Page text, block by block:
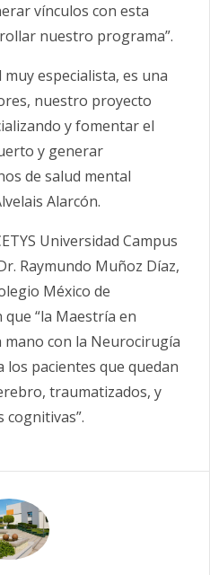
vínculos con esta
nuestro programa”.
muy especialista, es una
nuestro proyecto
y fomentar el
y generar
de salud mental
Alarcón.
Universidad Campus
Raymundo Muñoz Díaz,
México de
que “la Maestría en
con la Neurocirugía
pacientes que quedan
traumatizados, y